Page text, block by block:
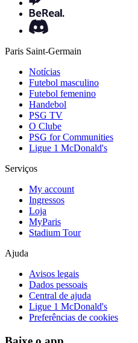
Paris Saint-Germain
Notícias
Futebol masculino
Futebol femenino
Handebol
PSG TV
O Clube
PSG for Communities
Ligue 1 McDonald's
Serviços
My account
Ingressos
Loja
MyParis
Stadium Tour
Ajuda
Avisos legais
Dados pessoais
Central de ajuda
Ligue 1 McDonald's
Preferências de cookies